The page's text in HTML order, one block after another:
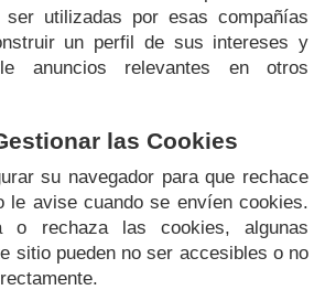
ser utilizadas por esas compañías
un perfil de sus intereses y
anuncios relevantes en otros
las Cookies
su navegador para que rechace
le avise cuando se envíen cookies.
o rechaza las cookies, algunas
sitio pueden no ser accesibles o no